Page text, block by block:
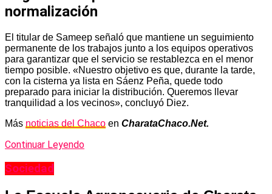
normalización
El titular de Sameep señaló que mantiene un seguimiento
permanente de los trabajos junto a los equipos operativos
para garantizar que el servicio se restablezca en el menor
tiempo posible. «Nuestro objetivo es que, durante la tarde,
con la cisterna ya lista en Sáenz Peña, quede todo
preparado para iniciar la distribución. Queremos llevar
tranquilidad a los vecinos», concluyó Diez.
Más noticias del Chaco en CharataChaco.Net.
Continuar Leyendo
Sociedad